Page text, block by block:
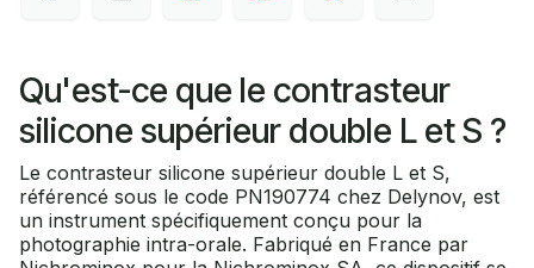
Qu'est-ce que le contrasteur
silicone supérieur double L et S ?
Le contrasteur silicone supérieur double L et S,
référencé sous le code PN190774 chez Delynov, est
un instrument spécifiquement conçu pour la
photographie intra-orale. Fabriqué en France par